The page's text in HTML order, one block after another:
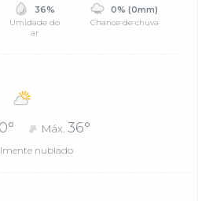
36%
Umidade do
ar
0% (0mm)
Chance de chuva
Máx. 36°
nublado